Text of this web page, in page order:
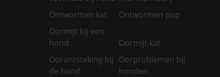
Ontwormen kat
Ontwormen pup
Oormijt bij een
hond
Oormijt kat
Oorontsteking bij
de hond
Oorproblemen bij
honden